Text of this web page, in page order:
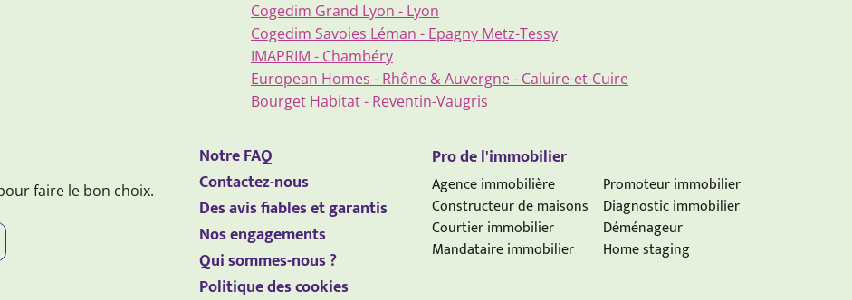
Cogedim Grand Lyon - Lyon
Cogedim Savoies Léman - Epagny Metz-Tessy
IMAPRIM - Chambéry
European Homes - Rhône & Auvergne - Caluire-et-Cuire
Bourget Habitat - Reventin-Vaugris
faire le bon choix.
Notre FAQ
Contactez-nous
Des avis fiables et garantis
Nos engagements
Qui sommes-nous ?
Politique des cookies
Pro de l'immobilier
Agence immobilière
Constructeur de maisons
Courtier immobilier
Mandataire immobilier
Promoteur immobilier
Diagnostic immobilier
Déménageur
Home staging